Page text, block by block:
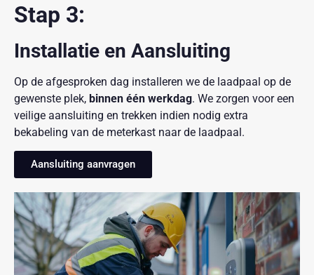
Stap 3:
Installatie en Aansluiting
Op de afgesproken dag installeren we de laadpaal op de
gewenste plek, binnen één werkdag. We zorgen voor een
veilige aansluiting en trekken indien nodig extra
bekabeling van de meterkast naar de laadpaal.
Aansluiting aanvragen